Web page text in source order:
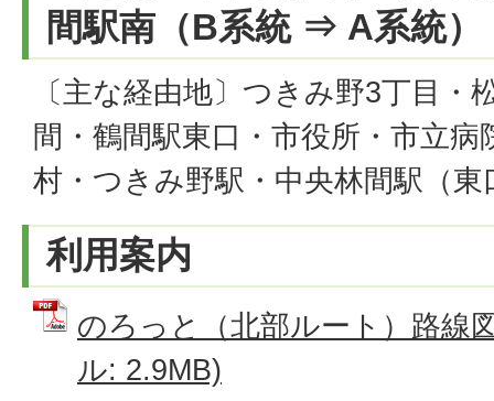
間駅南（B系統 ⇒ A系統）
〔主な経由地〕つきみ野3丁目・
間・鶴間駅東口・市役所・市立
村・つきみ野駅・中央林間駅（東
利用案内
のろっと（北部ルート）路線
ル: 2.9MB)